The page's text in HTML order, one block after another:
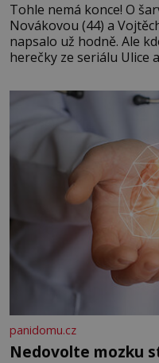
Tohle nemá konce! O
Novákovou (44) a
napsalo už hodně. Ale
herečky ze seriálu Ulice
panidomu.cz
Nedovolte mozku